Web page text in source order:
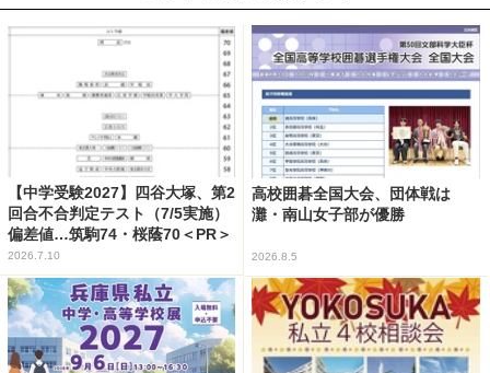
【中学受験2027】四谷大塚、第2
回合不合判定テスト（7/5実施）
偏差値…筑駒74・桜蔭70＜PR＞
2026.7.10
高校囲碁全国大会、団体戦は
灘・南山女子部が優勝
2026.8.5